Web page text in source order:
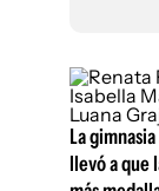
Café y
Agro
La
llevó a que